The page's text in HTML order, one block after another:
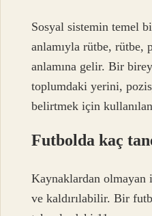
Sosyal sistemin temel
anlamıyla rütbe, rütbe,
anlamına gelir. Bir
toplumdaki yerini,
belirtmek için
Futbolda kaç
Kaynaklardan
ve kaldırılabilir. Bir